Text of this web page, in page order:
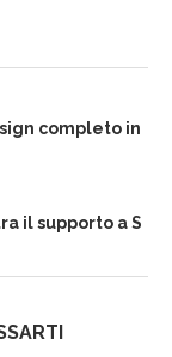
completo in
il supporto a S